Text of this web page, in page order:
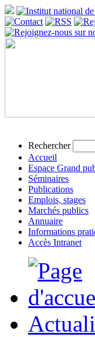
Rechercher
Accueil
Espace Grand
Séminaires
Publications
Emplois, stages
Marchés publics
Annuaire
Informations
Accès Intranet